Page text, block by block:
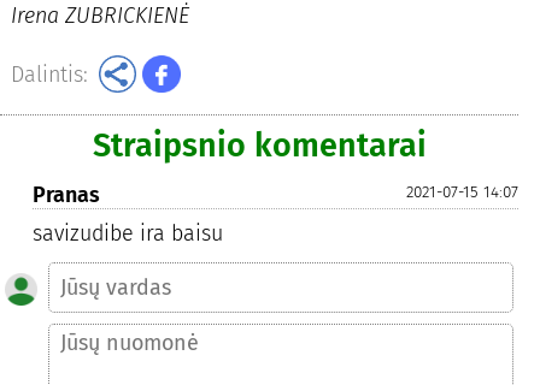
Irena ZUBRICKIENĖ
Dalintis:
Straipsnio komentarai
2021-07-15 14:07
Pranas
savizudibe ira baisu